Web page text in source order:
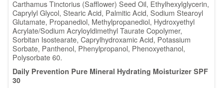
Carthamus Tinctorius (Safflower) Seed Oil, Ethylhexylglycerin,
Caprylyl Glycol, Stearic Acid, Palmitic Acid, Sodium Stearoyl
Glutamate, Propanediol, Methylpropanediol, Hydroxyethyl
Acrylate/Sodium Acryloyldimethyl Taurate Copolymer,
Sorbitan Isostearate, Caprylhydroxamic Acid, Potassium
Sorbate, Panthenol, Phenylpropanol, Phenoxyethanol,
Polysorbate 60.
Daily Prevention Pure Mineral Hydrating Moisturizer SPF
30